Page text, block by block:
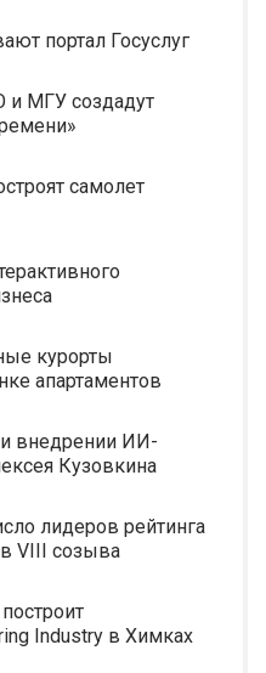
портал Госуслуг
МГУ создадут
самолет
курорты
апартаментов
внедрении ИИ-
Кузовкина
лидеров рейтинга
VIII созыва
Industry в Химках